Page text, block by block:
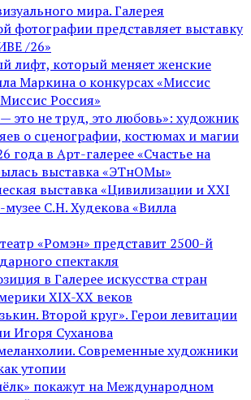
мира. Галерея
фотографии представляет выставку
/26»
лифт, который меняет женские
Маркина о конкурсах «Миссис
Россия»
это не труд, это любовь»: художник
о сценографии, костюмах и магии
года в Арт-галерее «Счастье на
выставка «ЭТнОМы»
выставка «Цивилизации и ХХI
С.Н. Худекова «Вилла
«Ромэн» представит 2500-й
спектакля
в Галерее искусства стран
XIX-XX веков
Второй круг». Герои левитации
Игоря Суханова
Современные художники
утопии
покажут на Международном